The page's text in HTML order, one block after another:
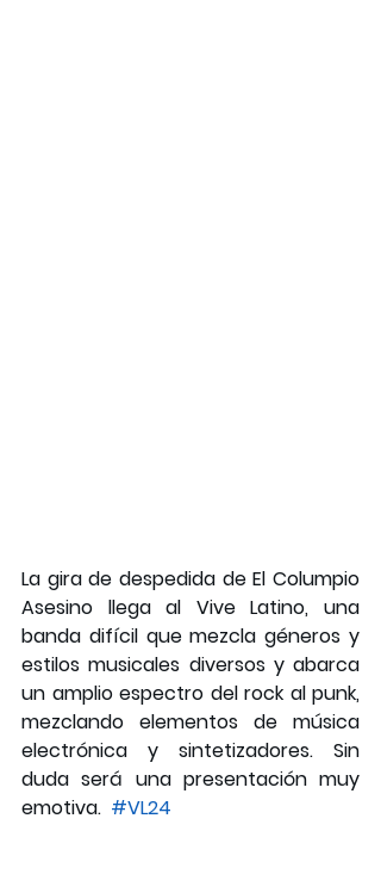
La gira de despedida de El Columpio
Asesino llega al Vive Latino, una
banda difícil que mezcla géneros y
estilos musicales diversos y abarca
un amplio espectro del rock al punk,
mezclando elementos de música
electrónica y sintetizadores. Sin
duda será una presentación muy
emotiva. #VL24